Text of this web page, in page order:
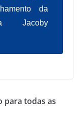
da
Jacoby
para todas as